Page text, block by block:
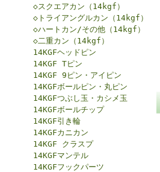
◇スクエアカン（14kgf）
◇トライアングルカン（14kgf）
◇ハートカン/その他（14kgf）
◇二重カン（14kgf）
14KGFヘッドピン
14KGF Tピン
14KGF 9ピン・アイピン
14KGFボールピン・丸ピン
14KGFつぶし玉・カシメ玉
14KGFボールチップ
14KGF引き輪
14KGFカニカン
14KGF クラスプ
14KGFマンテル
14KGFフックパーツ